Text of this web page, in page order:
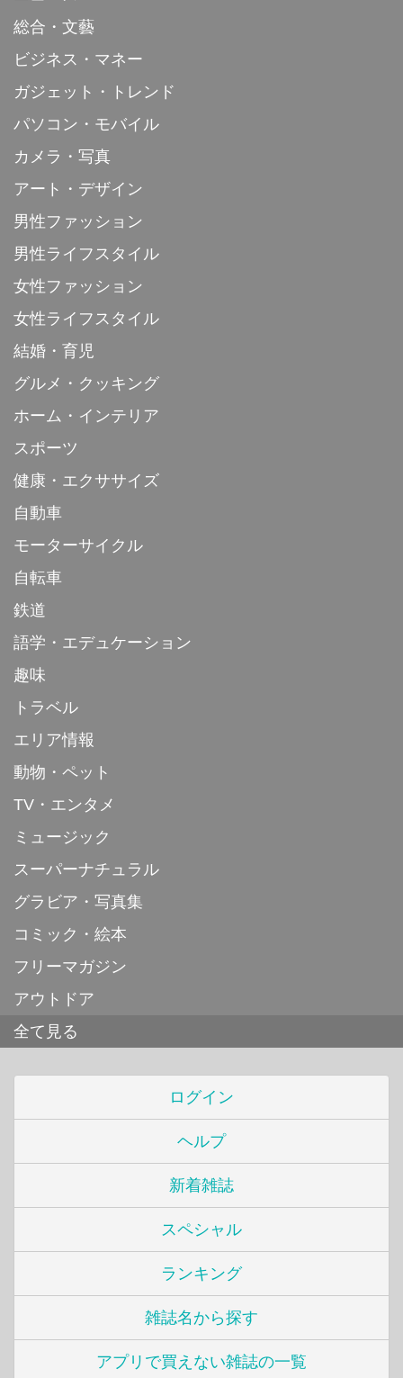
総合・文藝
ビジネス・マネー
ガジェット・トレンド
パソコン・モバイル
カメラ・写真
アート・デザイン
男性ファッション
男性ライフスタイル
女性ファッション
女性ライフスタイル
結婚・育児
グルメ・クッキング
ホーム・インテリア
スポーツ
健康・エクササイズ
自動車
モーターサイクル
自転車
鉄道
語学・エデュケーション
趣味
トラベル
エリア情報
動物・ペット
TV・エンタメ
ミュージック
スーパーナチュラル
グラビア・写真集
コミック・絵本
フリーマガジン
アウトドア
全て見る
ログイン
ヘルプ
新着雑誌
スペシャル
ランキング
雑誌名から探す
アプリで買えない雑誌の一覧